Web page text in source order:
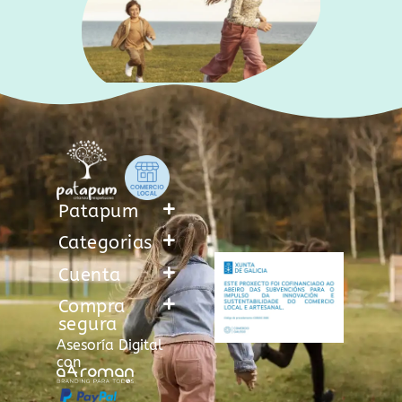
Patapum
Categorias
Cuenta
Compra
segura
Asesoría Digital
con